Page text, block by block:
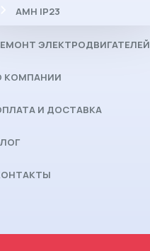
АМН IP23
ЭЛЕКТРОДВИГАТЕЛЕЙ
КОМПАНИИ
И ДОСТАВКА